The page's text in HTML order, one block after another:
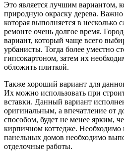
Это является лучшим вариантом,
природную окраску дерева. Важно
которая выполняется в несколько
ремонте очень долгое время.
вариант, который чаще всего
урбанисты. Тогда более уместно
гипсокартоном, затем их
обложить плиткой.
Также хороший вариант для
Их можно использовать при
вставки. Данный вариант
оригинальным, а впечатление от
способом, будет не менее ярким,
кирпичном коттедже. Необходимо
панельных домов необходимо
отделочные работы.